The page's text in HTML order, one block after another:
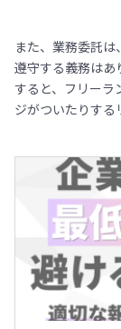
また、業務委託
遵守する義務はあ
すると、フリーラ
ジがついたりする